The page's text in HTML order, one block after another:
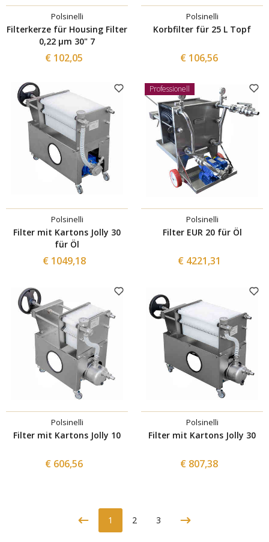
Polsinelli
Filterkerze für Housing Filter
0,22 µm 30" 7
€ 102,05
Polsinelli
Korbfilter für 25 L Topf
€ 106,56
Polsinelli
Filter mit Kartons Jolly 30
für Öl
€ 1049,18
Professionell
Polsinelli
Filter EUR 20 für Öl
€ 4221,31
Polsinelli
Filter mit Kartons Jolly 10
€ 606,56
Polsinelli
Filter mit Kartons Jolly 30
€ 807,38
1 2 3